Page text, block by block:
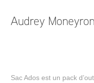
Audrey Moneyron
Sac Ados est un pack